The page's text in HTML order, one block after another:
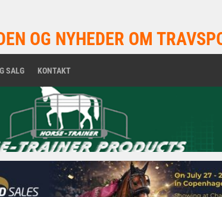
OG NYHEDER OM
SALG KONTAKT